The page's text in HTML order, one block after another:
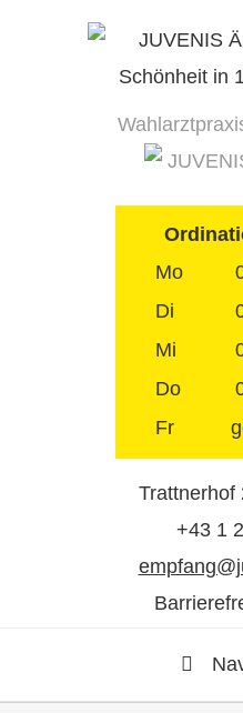
Mo
Di
Mi
Do
Fr
Trattnerhof
+43 1